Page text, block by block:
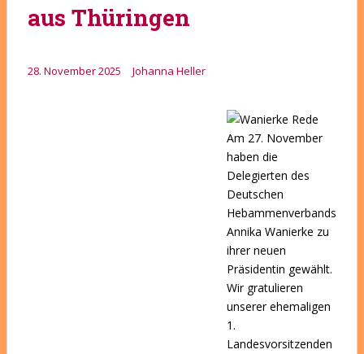
aus Thüringen
28. November 2025 Johanna Heller
Am 27. November
haben die
Delegierten des
Deutschen
Hebammenverbands
Annika Wanierke zu
ihrer neuen
Präsidentin gewählt.
Wir gratulieren
unserer ehemaligen
1.
Landesvorsitzenden